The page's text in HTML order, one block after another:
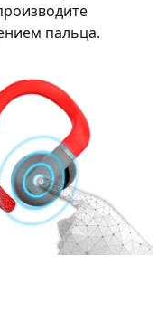
пальца.